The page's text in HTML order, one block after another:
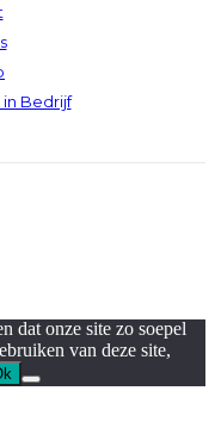
Bedrijf
dat onze site zo soepel
van deze site,